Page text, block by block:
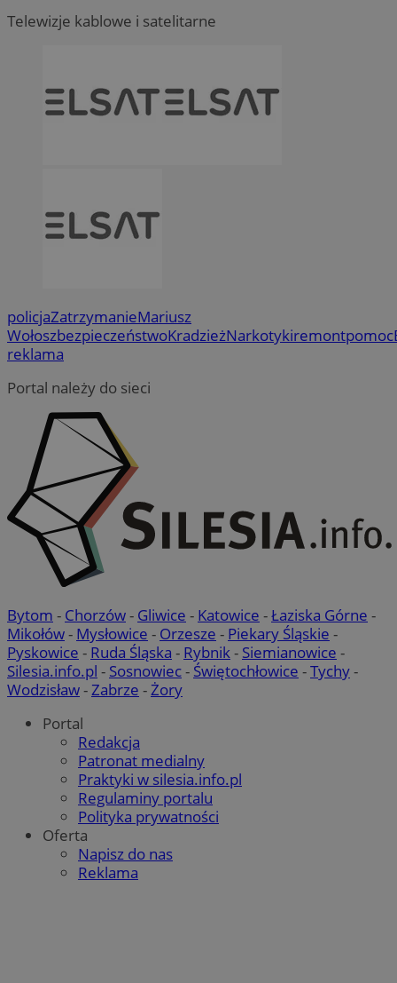
Telewizje kablowe i satelitarne
policjaZatrzymanieMariusz
WołoszbezpieczeństwoKradzieżNarkotykiremontpomoc
reklama
Portal należy do sieci
Bytom - Chorzów- Gliwice - Katowice -Łaziska Górne -
Mikołów- Mysłowice - Orzesze - Piekary Śląskie -
Pyskowice - Ruda Śląska - Rybnik- Siemianowice -
Silesia.info.pl - Sosnowiec- Świętochłowice -Tychy-
Wodzisław-Zabrze -Żory
Portal
Redakcja
Patronat medialny
Praktyki w silesia.info.pl
Regulaminy portalu
Polityka prywatności
Oferta
Napisz do nas
Reklama